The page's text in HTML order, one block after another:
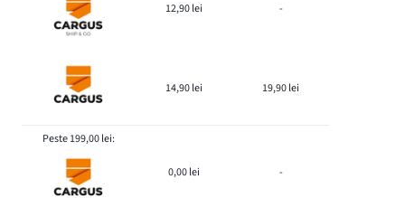
12,90 lei -
14,90 lei 19,90 lei
Peste 199,00 lei:
0,00 lei -